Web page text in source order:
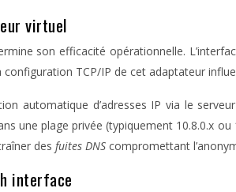
virtuel
son efficacité opérationnelle.
TCP/IP de cet adaptateur
automatique d’adresses IP via le
une plage privée (typiquement 10.8.0.x
des fuites DNS compromettant
interface